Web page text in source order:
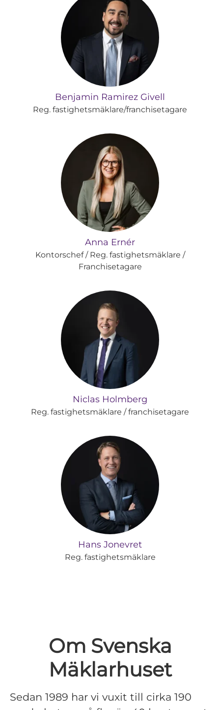
Benjamin Ramirez Givell
Reg. fastighetsmäklare/franchisetagare
Anna Ernér
Kontorschef / Reg. fastighetsmäklare /
Franchisetagare
Niclas Holmberg
Reg. fastighetsmäklare / franchisetagare
Hans Jonevret
Reg. fastighetsmäklare
Om Svenska
Mäklarhuset
Sedan 1989 har vi vuxit till cirka 190